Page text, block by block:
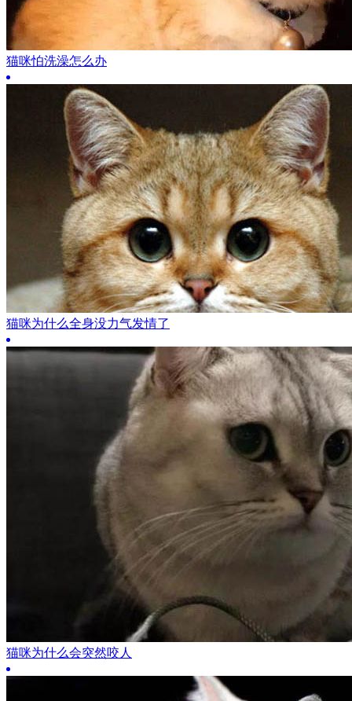
猫咪怕洗澡怎么办
猫咪为什么全身没力气发情了
猫咪为什么会突然咬人